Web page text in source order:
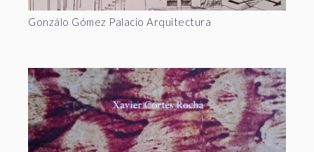
Gonzálo Gómez Palacio Arquitectura